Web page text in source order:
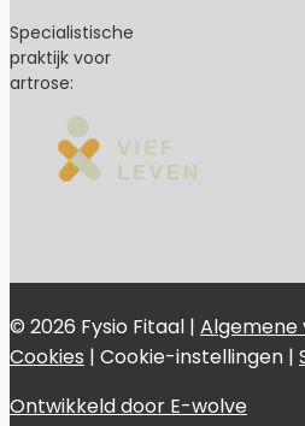
Specialistische
praktijk voor
artrose:
© 2026 Fysio Fitaal |
Cookies | Cookie-instellingen |
Ontwikkeld door E-wolve